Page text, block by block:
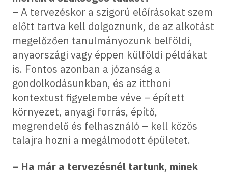
– A tervezéskor a szigorú előírásokat szem
előtt tartva kell dolgoznunk, de az alkotást
megelőzően tanulmányozunk belföldi,
anyaországi vagy éppen külföldi példákat
is. Fontos azonban a józanság a
gondolkodásunkban, és az itthoni
kontextust figyelembe véve – épített
környezet, anyagi forrás, építő,
megrendelő és felhasználó – kell közös
talajra hozni a megálmodott épületet.
– Ha már a tervezésnél tartunk, minek